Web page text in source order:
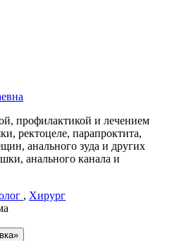
профилактикой и лечением
ректоцеле, парапроктита,
анального зуда и других
анального канала и
, Хирург